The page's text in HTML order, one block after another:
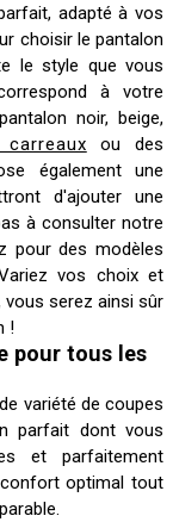
adapté à vos
choisir le pantalon
le style que vous
à votre
noir, beige,
ou des
également une
d'ajouter une
à consulter notre
pour des modèles
vos choix et
serez ainsi sûr
!
pour tous les
variété de coupes
parfait dont vous
et parfaitement
optimal tout